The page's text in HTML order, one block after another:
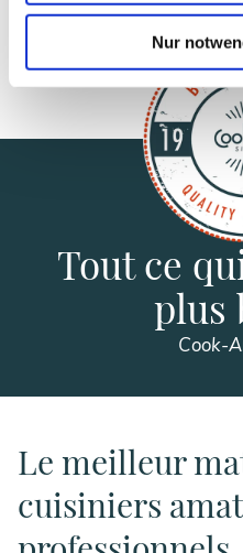
Nur
Tout ce
plus
Cook-
Le meilleur
cuisiniers